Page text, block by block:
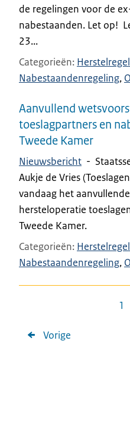
de regelingen voor de
nabestaanden. Let op!
23...
Categorieën
Nabestaandenregeling
Aanvullend
toeslagpartners en
Tweede Kamer
Nieuwsbericht -
Aukje de Vries
vandaag het
hersteloperatie
Tweede Kamer.
Categorieën
Nabestaandenregeling
Vorige
1